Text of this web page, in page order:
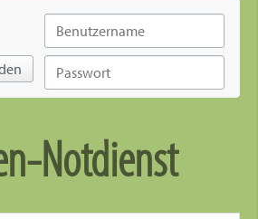
Notdienst